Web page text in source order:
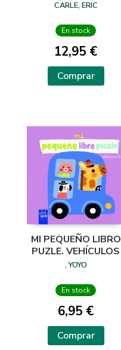
CARLE, ERIC
En stock
12,95 €
Comprar
MI PEQUEÑO LIBRO
PUZLE. VEHÍCULOS
, YOYO
En stock
6,95 €
Comprar